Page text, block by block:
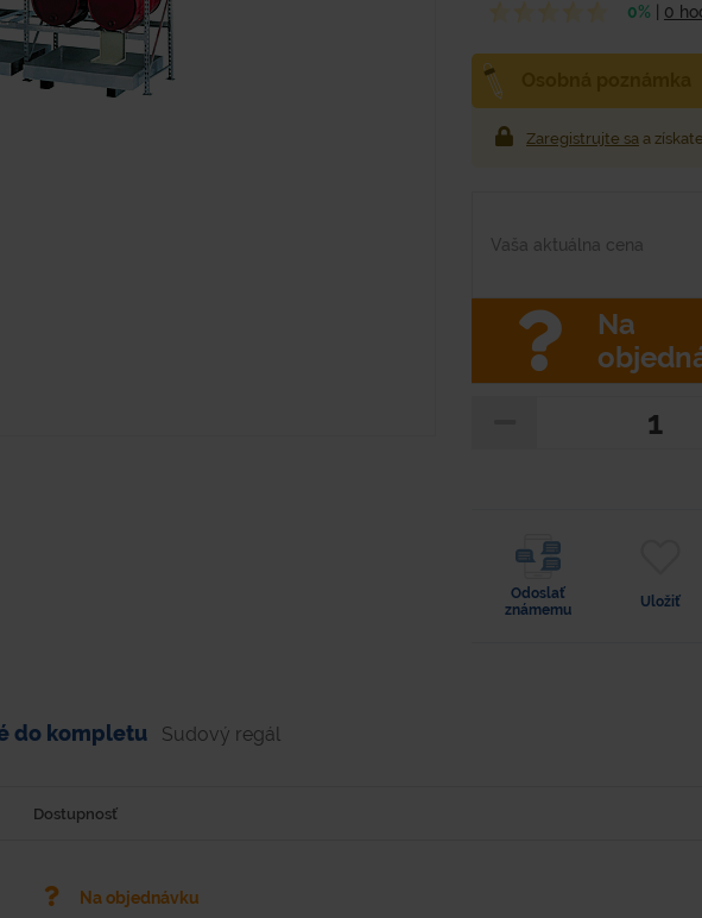
0% 0
Zaregistrujte sa a
Vaša aktuálna cena
Na
Odoslať
známemu
Uložiť
do kompletu Sudový regál
Dostupnosť
Na objednávku